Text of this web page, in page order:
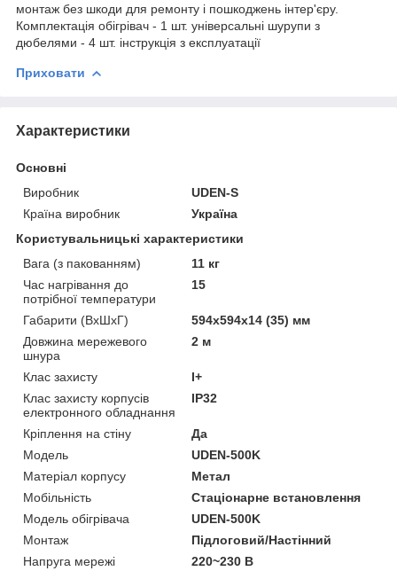
монтаж без шкоди для ремонту і пошкоджень інтер'єру.
Комплектація обігрівач - 1 шт. універсальні шурупи з
дюбелями - 4 шт. інструкція з експлуатації
Приховати
Характеристики
Основні
Виробник
UDEN-S
Країна виробник
Україна
Користувальницькі характеристики
Вага (з пакованням)
11 кг
Час нагрівання до
потрібної температури
15
Габарити (ВхШхГ)
594х594х14 (35) мм
Довжина мережевого
шнура
2 м
Клас захисту
I+
Клас захисту корпусів
електронного обладнання
IP32
Кріплення на стіну
Да
Мoдель
UDEN-500K
Матеріал корпусу
Метал
Мобільність
Стаціонарне встановлення
Модель обігрівача
UDEN-500K
Монтаж
Підлоговий/Настінний
Напруга мережі
220~230 В